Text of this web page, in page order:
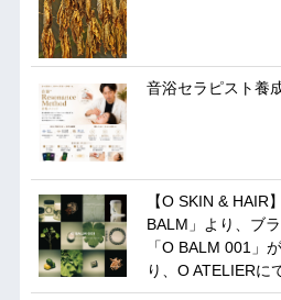
音浴セラピスト養
【O SKIN & HAIR
BALM」より、ブ
「O BALM 001」
り、O ATELIERに